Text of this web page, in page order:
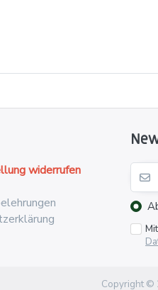
widerrufen
Copyright ©